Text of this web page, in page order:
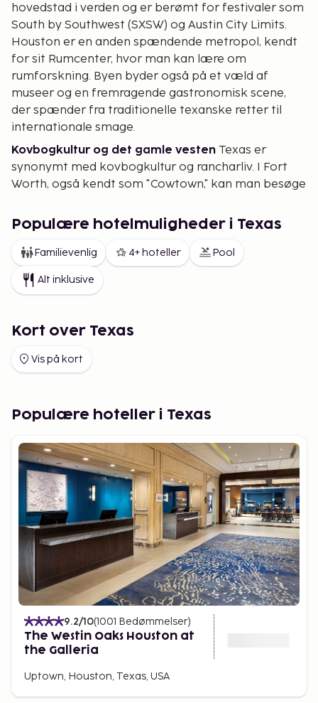
hovedstad i verden og er berømt for festivaler som
South by Southwest (SXSW) og Austin City Limits.
Houston er en anden spændende metropol, kendt
for sit Rumcenter, hvor man kan lære om
rumforskning. Byen byder også på et væld af
museer og en fremragende gastronomisk scene,
der spænder fra traditionelle texanske retter til
internationale smage.
Kovbogkultur og det gamle vesten Texas er
synonymt med kovbogkultur og rancharliv. I Fort
Worth, også kendt som "Cowtown," kan man besøge
og hvor man kan opleve en autentisk texansk stil.
byder på en overraskende variation af landskaber,
lige fra ørkener og bjerge til strande og bakker.
Kulinariske oplevelser og Tex-Mex køkkenet
kendt over hele verden. Fra tacos og fajitas til
kulinariske oplevelser. Udover Tex-Mex er Texas
Festivaler og natteliv i Texas
og mangfoldighed med festivaler og events året
rundt. Rodeoer og musikkoncerter er blot et par
eksempler på de mange begivenheder i staten.
Nattelivet i Texas er også svært at overgå, med alt
fra live musikkoncerter i Austin til lokale barer og
honky-tonks overalt i staten.
Danske rejsende, der søger en smag af USA's livlige
kulturer og forskelligartede landskaber, vil finde
Texas yderst spændende.
Populære hotelmuligheder i Texas
Familievenlig 4+ hoteller Pool
Alt inklusive
Kort over Texas
Vis på kort
Populære hoteller i Texas
9.2/10(1001 Bedømmelser)
The Westin Oaks Houston at
the Galleria
Uptown, Houston, Texas, USA